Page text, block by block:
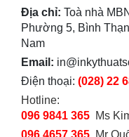
Địa chỉ: Toà nhà
Phường 5, Bình
Nam
Email:
Điện thoại: (028) 22
Hotline:
096 9841 365 Ms
096 4657 365 Mr